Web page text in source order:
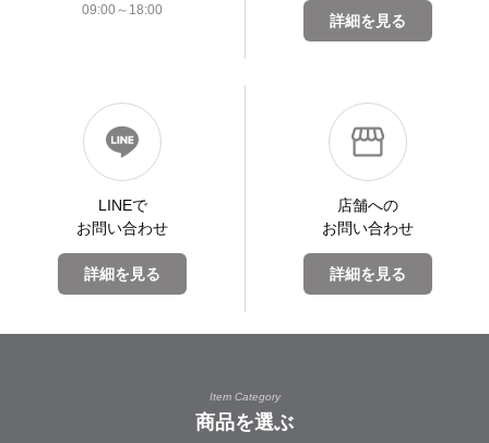
09:00～18:00
詳細を見る
LINEで
お問い合わせ
詳細を見る
店舗への
お問い合わせ
詳細を見る
Item Category
商品を選ぶ